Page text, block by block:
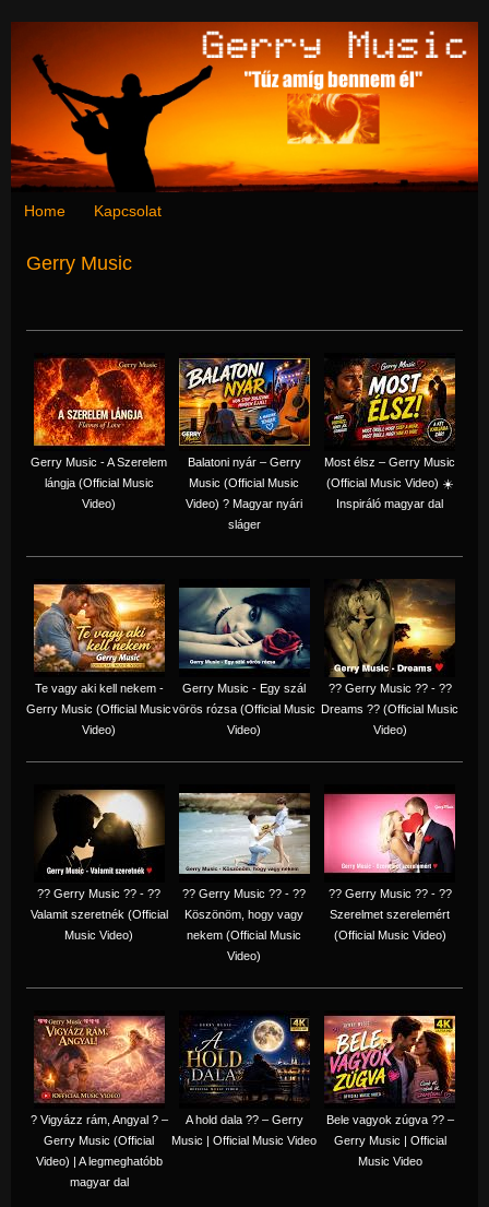
Home Kapcsolat
Gerry Music
Gerry Music - A Szerelem
lángja (Official Music
Video)
Balatoni nyár – Gerry
Music (Official Music
Video) ? Magyar nyári
sláger
Most élsz – Gerry Music
(Official Music Video) ☀️
Inspiráló magyar dal
Te vagy aki kell nekem -
Gerry Music (Official Music
Video)
Gerry Music - Egy szál
vörös rózsa (Official Music
Video)
?? Gerry Music ?? - ??
Dreams ?? (Official Music
Video)
?? Gerry Music ?? - ??
Valamit szeretnék (Official
Music Video)
?? Gerry Music ?? - ??
Köszönöm, hogy vagy
nekem (Official Music
Video)
?? Gerry Music ?? - ??
Szerelmet szerelemért
(Official Music Video)
? Vigyázz rám, Angyal ? –
Gerry Music (Official
Video) | A legmeghatóbb
magyar dal
A hold dala ?? – Gerry
Music | Official Music Video
Bele vagyok zúgva ?? –
Gerry Music | Official
Music Video